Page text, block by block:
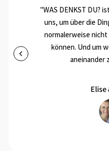
"WAS DENKST DU?
uns, um über die
normalerweise
können. Und um
aneinander
Elise